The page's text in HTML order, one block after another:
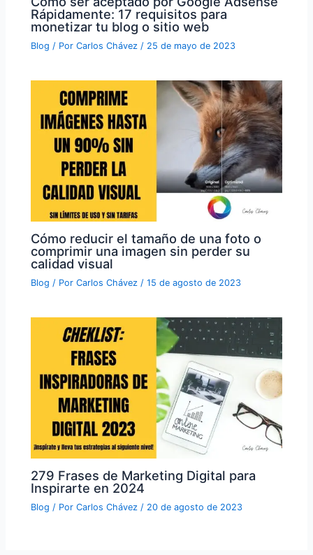
Rápidamente: 17 requisitos para
monetizar tu blog o sitio web
Blog / PorCarlos Chávez / 25 de mayo de 2023
Cómo reducir el tamaño de una foto o
comprimir una imagen sin perder su
calidad visual
Blog / PorCarlos Chávez /15 de agosto de 2023
279 Frases de Marketing Digital para
Inspirarte en 2024
Blog / PorCarlos Chávez / 20 de agosto de 2023